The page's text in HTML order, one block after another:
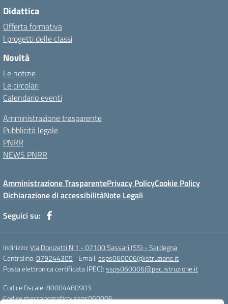
Didattica
Offerta formativa
I progetti delle classi
Novità
Le notizie
Le circolari
Calendario eventi
Amministrazione trasparente
Pubblicità legale
PNRR
NEWS PNRR
Amministrazione TrasparentePrivacy PolicyCookie Policy
Dichiarazione di accessibilitàNote Legali
Seguici su:
Indirizzo:Via Donizetti N 1 - 07100 Sassari (SS) - Sardegna
Centralino:079244305 Email:ssps060006@istruzione.it
Posta elettronica certificata (PEC):ssps060006@pec.istruzione.it
Codice fiscale: 80004480903
Codice meccanografico:ssps060006